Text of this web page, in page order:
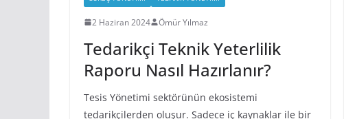
2 Haziran 2024 Ömür Yılmaz
Tedarikçi Teknik Yeterlilik
Raporu Nasıl Hazırlanır?
Tesis Yönetimi sektörünün ekosistemi
tedarikçilerden oluşur. Sadece iç kaynaklar ile bir